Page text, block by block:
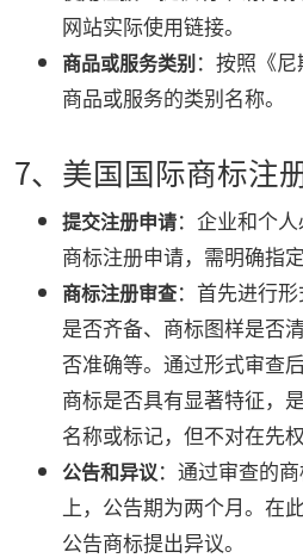
网站实际使用链接。
商品或服务类别：按照《
商品或服务的类别名称。
7、美国国际商标注
提交注册申请：企业和个
商标注册申请，需明确指
商标注册审查：首先进行
是否齐备、商标图样是否
否准确等。通过形式审查
商标是否具有显著特征，
名称或标记，但不对在先
公告和异议：通过审查的
上，公告期为两个月。在
公告商标提出异议。